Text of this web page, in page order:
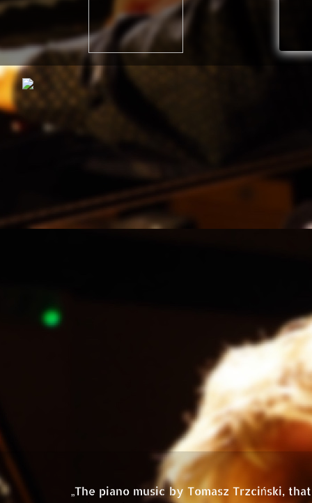
No seu repertório, apresenta também novas e excitantes obras
Wrocław, que já lhe dedicou várias obras. Actualmente,
títulos "Piano Explorations" e "Piano Conversations" e enriquece-
entusiásticas da audiência. O ponto alto de 2014 foi a digressão
Paulo II: "Co mu w Duszy Grało" - "What His Soul Had Played".
vezes pela televisão polaca TVP1, foi descrito como "o evento
Traduzido com a versão gratuita do tradutor - www.DeepL.com/
„The piano music by Tomasz Trzciński,